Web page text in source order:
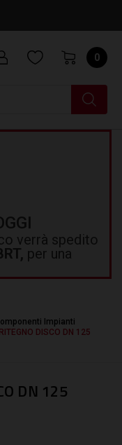
0
verrà spedito
per una
Impianti
DISCO DN 125
DN 125